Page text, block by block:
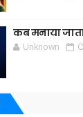
कब मनाया
Unknown